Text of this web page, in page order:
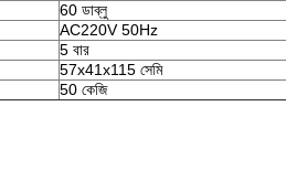
60 ডাব্লু
AC220V 50Hz
5 বার
57x41x115 সেমি
50 কেজি